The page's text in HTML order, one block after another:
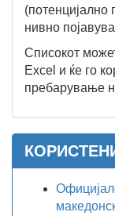
(потенцијално
нивно
Списокот
Excel и ќе го
пребарување